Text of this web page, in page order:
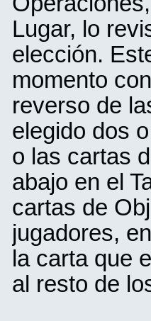
Lugar, lo
elección.
momento
reverso de
elegido dos
o las cartas
abajo en el
cartas de
jugadores,
la carta que
al resto de